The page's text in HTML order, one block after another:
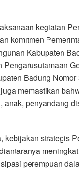
kegiatan
komitmen
Kabupaten
Badung
memastikan
penyandang
kebijakan strategis
perempuan